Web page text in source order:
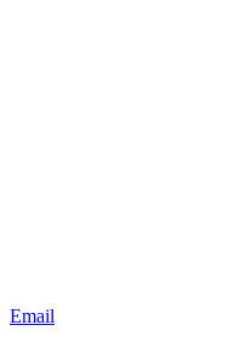
Email